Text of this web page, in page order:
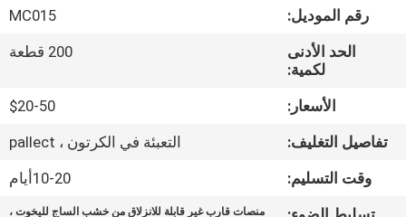
جولة
المعمل
رقابة
رقم الموديل:
MC015
الحد الأدنى
لكمية:
200 قطعة
الأسعار:
$20-50
تفاصيل التغليف:
التعبئة في الكرتون ، pallect
وقت التسليم:
10-20أيام
منصات قارب غير قابلة للانزلاق من خشب الساج لليخوت ،